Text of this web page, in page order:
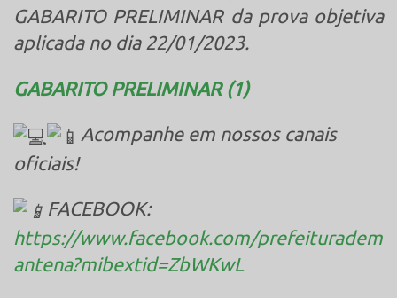
GABARITO PRELIMINAR da prova objetiva
aplicada no dia 22/01/2023.
GABARITO PRELIMINAR (1)
Acompanhe em nossos canais
oficiais!
FACEBOOK:
https://www.facebook.com/prefeituradem
antena?mibextid=ZbWKwL